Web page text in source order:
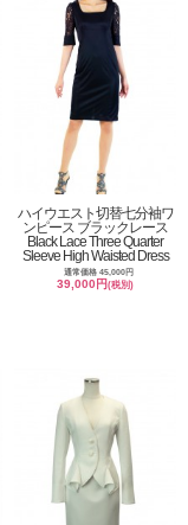
ハイウエスト切替七分袖ワ
ンピース ブラックレース
Black Lace Three Quarter
Sleeve High Waisted Dress
通常価格 45,000円
39,000円(税別)